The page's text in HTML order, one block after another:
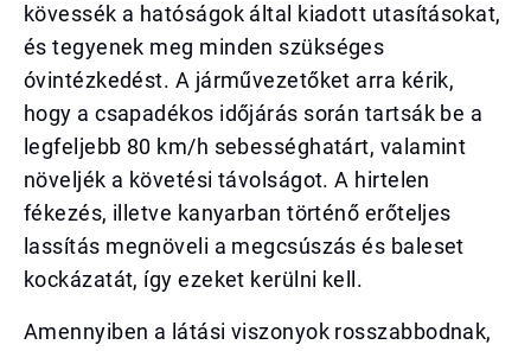
kövessék a hatóságok által kiadott utasításokat,
és tegyenek meg minden szükséges
óvintézkedést. A járművezetőket arra kérik,
hogy a csapadékos időjárás során tartsák be a
legfeljebb 80 km/h sebességhatárt, valamint
növeljék a követési távolságot. A hirtelen
fékezés, illetve kanyarban történő erőteljes
lassítás megnöveli a megcsúszás és baleset
kockázatát, így ezeket kerülni kell.
Amennyiben a látási viszonyok rosszabbodnak,